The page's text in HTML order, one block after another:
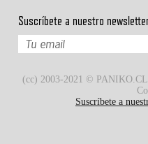
Suscríbete a nuestro
(cc) 2003-2021 ©
Suscríbete a